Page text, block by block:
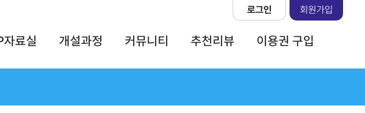
자료실 개설과정 커뮤니티 추천리뷰 이용권 구입
로그인 회원가입